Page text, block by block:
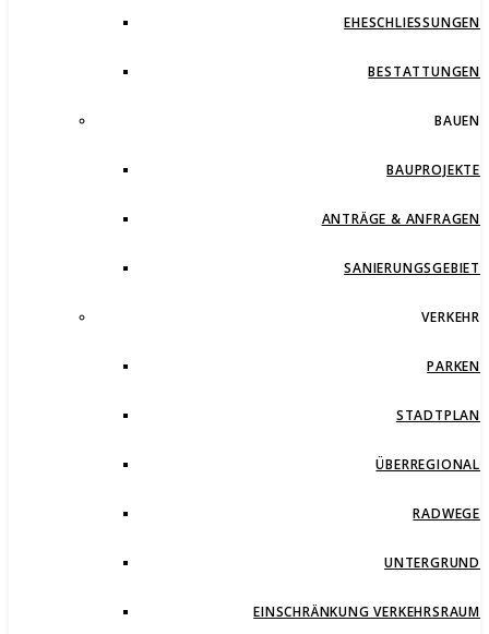
EHESCHLIESSUNGEN
BESTATTUNGEN
BAUEN
BAUPROJEKTE
ANTRÄGE & ANFRAGEN
SANIERUNGSGEBIET
VERKEHR
PARKEN
STADTPLAN
ÜBERREGIONAL
RADWEGE
UNTERGRUND
EINSCHRÄNKUNG VERKEHRSRAUM